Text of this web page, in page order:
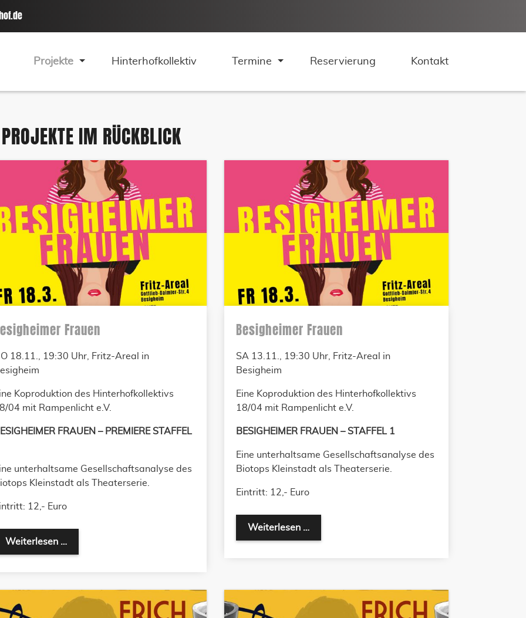
Projekte Hinterhofkollektiv Termine Reservierung Kontakt
IM RÜCKBLICK
Frauen
18.11., 19:30 Uhr, Fritz-Areal in
Koproduktion des Hinterhofkollektivs
04 mit Rampenlicht e.V.
FRAUEN – PREMIERE STAFFEL
unterhaltsame Gesellschaftsanalyse des
Kleinstadt als Theaterserie.
12,- Euro
Weiterlesen …
Besigheimer Frauen
SA 13.11., 19:30 Uhr, Fritz-Areal in
Besigheim
Eine Koproduktion des Hinterhofkollektivs
18/04 mit Rampenlicht e.V.
BESIGHEIMER FRAUEN – STAFFEL 1
Eine unterhaltsame Gesellschaftsanalyse des
Biotops Kleinstadt als Theaterserie.
Eintritt: 12,- Euro
Weiterlesen …